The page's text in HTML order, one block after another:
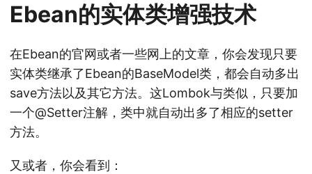
Ebean的实体类增强技术
在Ebean的官网或者一些网上的文章，你会发现只要
实体类继承了Ebean的BaseModel类，都会自动多出
save方法以及其它方法。这Lombok与类似，只要加
一个@Setter注解，类中就自动出多了相应的setter
方法。
又或者，你会看到：